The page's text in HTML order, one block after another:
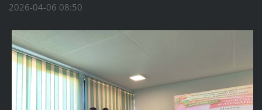
2026-04-06 08:50